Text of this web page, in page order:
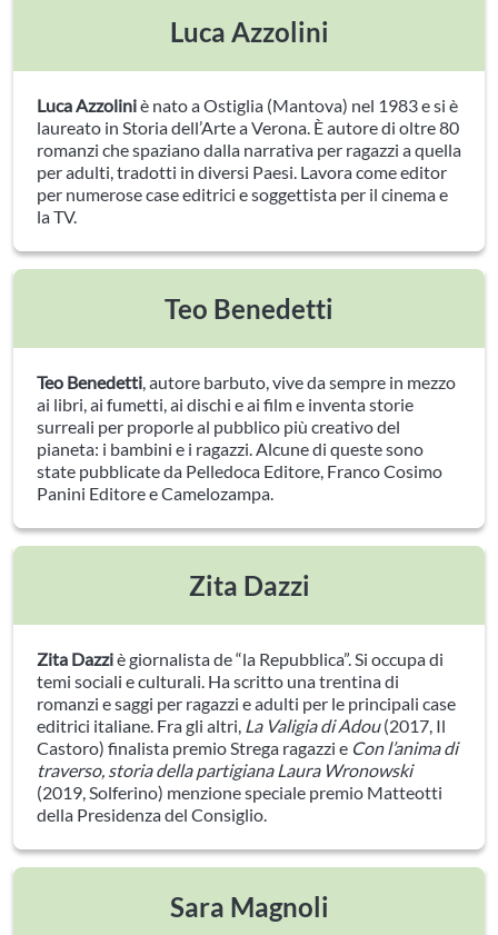
Luca Azzolini
Luca Azzoliniè nato a Ostiglia (Mantova) nel 1983 e si è
laureato in Storia dell’Arte a Verona. È autore di oltre 80
romanzi che spaziano dalla narrativa per ragazzi a quella
per adulti, tradotti in diversi Paesi. Lavora come editor
per numerose case editrici e soggettista per il cinema e
la TV.
Teo Benedetti
Teo Benedetti, autore barbuto, vive da sempre in mezzo
ai libri, ai fumetti, ai dischi e ai film e inventa storie
surreali per proporle al pubblico più creativo del
pianeta: i bambini e i ragazzi. Alcune di queste sono
state pubblicate da Pelledoca Editore, Franco Cosimo
Panini Editore e Camelozampa.
Zita Dazzi
Zita Dazziè giornalista de “la Repubblica”. Si occupa di
temi sociali e culturali. Ha scritto una trentina di
romanzi e saggi per ragazzi e adulti per le principali case
editrici italiane. Fra gli altri, La Valigia di Adou(2017, Il
Castoro) finalista premio Strega ragazzi e Con l’anima di
traverso, storia della partigiana Laura Wronowski
(2019, Solferino) menzione speciale premio Matteotti
della Presidenza del Consiglio.
Sara Magnoli